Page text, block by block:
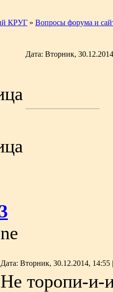
КРУГ » Вопросы форума и
Дата: Вторник,
Дата: Вторник, 30.12.2014,
Не торопи-и-